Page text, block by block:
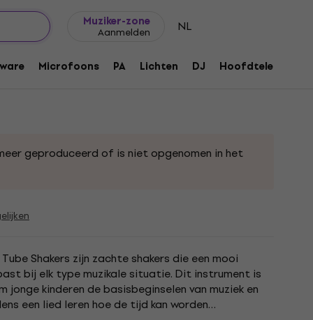
Muziker-zone
Aanmelden NL
Microfoons PA Lichten DJ Hoofdtelefoons
geproduceerd of is niet opgenomen in het
Shakers zijn zachte shakers die een mooi
bij elk type muzikale situatie. Dit instrument is
jonge kinderen de basisbeginselen van muziek en
een lied leren hoe de tijd kan worden